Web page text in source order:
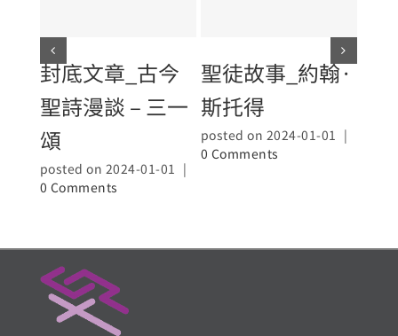
封底文章_古今
聖詩漫談 – 三一
頌
posted on 2024-01-01 |
0 Comments
聖徒故事_約翰·
斯托得
posted on 2024-01-01 |
0 Comments